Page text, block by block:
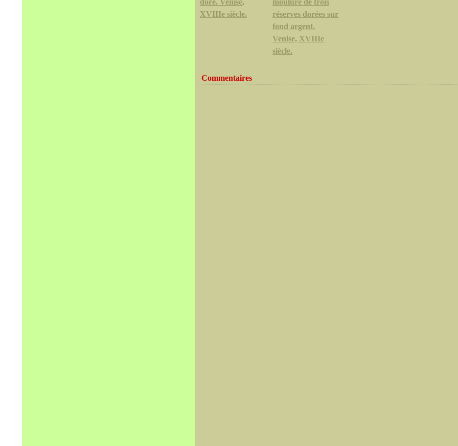
doré. Venise,
XVIIIe siècle.
mouluré de trois
réserves dorées sur
fond argent.
Venise, XVIIIe
siècle.
Commentaires